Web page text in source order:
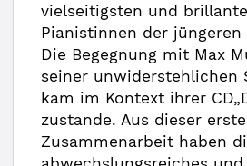
vielseitigsten und
Pianistinnen der jüngeren
Die Begegnung mit Max
seiner unwiderstehlichen
kam im Kontext ihrer
zustande. Aus dieser
Zusammenarbeit haben